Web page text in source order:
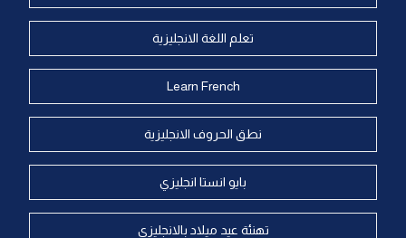
تعلم اللغة الانجليزية
Learn French
نطق الحروف الانجليزية
بايو انستا انجليزي
تهنئة عيد ميلاد بالانجليزي